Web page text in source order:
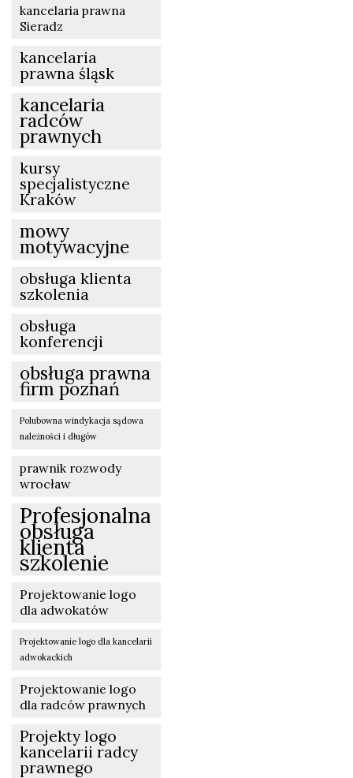
kancelaria prawna
Sieradz
kancelaria
prawna śląsk
kancelaria
radców
prawnych
kursy
specjalistyczne
Kraków
mowy
motywacyjne
obsługa klienta
szkolenia
obsługa
konferencji
obsługa prawna
firm poznań
Polubowna windykacja sądowa
należności i długów
prawnik rozwody
wrocław
Profesjonalna
obsługa
klienta
szkolenie
Projektowanie logo
dla adwokatów
Projektowanie logo dla kancelarii
adwokackich
Projektowanie logo
dla radców prawnych
Projekty logo
kancelarii radcy
prawnego